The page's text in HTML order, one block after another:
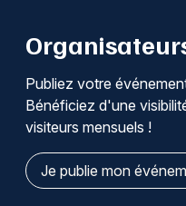
Publiez votre
Bénéficiez d'une
visiteurs mensuels !
Je publie mon